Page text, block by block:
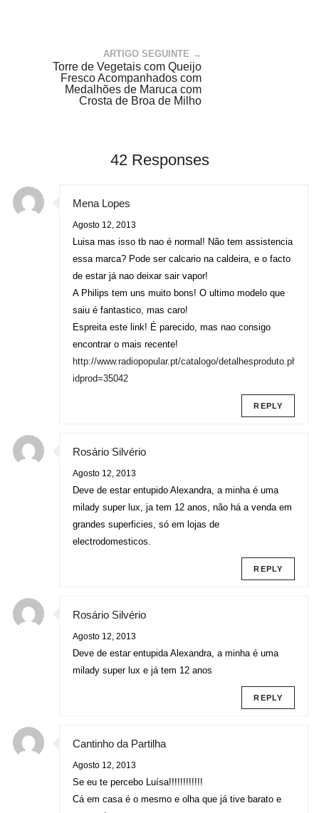
ARTIGO SEGUINTE →
Torre de Vegetais com Queijo
Fresco Acompanhados com
Medalhões de Maruca com
Crosta de Broa de Milho
42 Responses
Mena Lopes
Agosto 12, 2013
Luisa mas isso tb nao é normal! Não tem assistencia
essa marca? Pode ser calcario na caldeira, e o facto
de estar já nao deixar sair vapor!
A Philips tem uns muito bons! O ultimo modelo que
saiu é fantastico, mas caro!
Espreita este link! É parecido, mas nao consigo
encontrar o mais recente!
http://www.radiopopular.pt/catalogo/detalhesproduto.php?
idprod=35042
REPLY
Rosário Silvério
Agosto 12, 2013
Deve de estar entupido Alexandra, a minha é uma
milady super lux, ja tem 12 anos, não há a venda em
grandes superficies, só em lojas de
electrodomesticos.
REPLY
Rosário Silvério
Agosto 12, 2013
Deve de estar entupida Alexandra, a minha é uma
milady super lux e já tem 12 anos
REPLY
Cantinho da Partilha
Agosto 12, 2013
Se eu te percebo Luísa!!!!!!!!!!!!
Cá em casa é o mesmo e olha que já tive barato e